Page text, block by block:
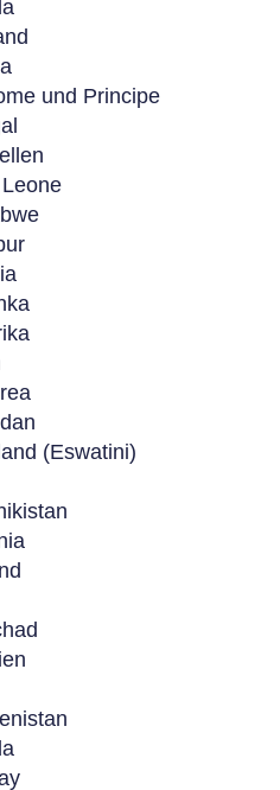
und Principe
(Eswatini)